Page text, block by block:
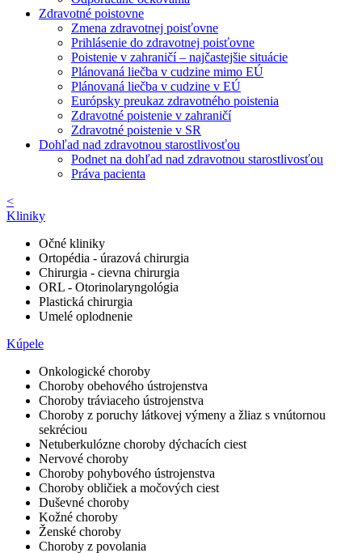
Zdravotné poistovne
Zmena zdravotnej poisťovne
Prihlásenie do zdravotnej poisťovne
Poistenie v zahraničí – najčastejšie situácie
Plánovaná liečba v cudzine mimo EÚ
Plánovaná liečba v cudzine v EÚ
Európsky preukaz zdravotného poistenia
Zdravotné poistenie v zahraničí
Zdravotné poistenie v SR
Dohľad nad zdravotnou starostlivosťou
Podnet na dohľad nad zdravotnou starostlivosťou
Práva pacienta
<
Kliniky
Očné kliniky
Ortopédia - úrazová chirurgia
Chirurgia - cievna chirurgia
ORL - Otorinolaryngológia
Plastická chirurgia
Umelé oplodnenie
Kúpele
Onkologické choroby
Choroby obehového ústrojenstva
Choroby tráviaceho ústrojenstva
Choroby z poruchy látkovej výmeny a žliaz s vnútornou
sekréciou
Netuberkulózne choroby dýchacích ciest
Nervové choroby
Choroby pohybového ústrojenstva
Choroby obličiek a močových ciest
Duševné choroby
Kožné choroby
Ženské choroby
Choroby z povolania